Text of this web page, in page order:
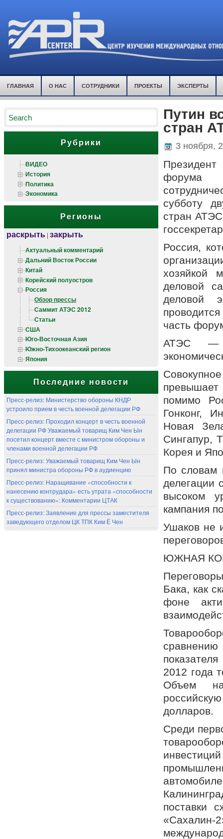
ГЛАВНАЯ О НАС СОТРУДНИКИ ПРОЕКТЫ ЭКСПЕРТЫ
Рубрики
ВИДЕО
История
Политика
Экономика
Регионы
раскрыть | закрыть
Актуальный комментарий
Дальний Восток России
Китай
Корейский полуостров
Россия
Обзор прессы
Саммит АТЭС 2012
Статьи
США
Юго-Восточная Азия
Южно-Тихоокеанский регион
Япония
Последние новости
Пресс-релиз: Министерство обороны КНДР
устроило прием в честь военной делегации РФ
Пресс-релиз: Проходил концерт в честь военной
делегации РФ Уважаемый товарищ Ким Чен Ын
посетил концерт вместе с министром обороны и
членами военной делегации РФ
Пресс-релиз: Уважаемый товарищ Ким Чен Ын
принял министра обороны РФ в аудиенцию
Пресс-релиз: Наращивание «способности к
нанесению контрудара» есть утрата «способности
к существованию»: Комментарии ЦТАК
Пресс-релиз: Заявление для прессы заместителя
заведующего отделом ЦК ТПК Ким Ё Чен
Путин
стран
3 ноября,
форума
субботу
стран
Россия,
хозяйкой
деловой
деловой
часть
АТЭС —
помимо
Гонконг,
Новая
Сингапур,
Корея и
По словам
делегации
высоком
кампания
Ушаков не
ЮЖНАЯ
Бака, как
фоне
2012 года
Объем
долларов.
Среди
поставки
«Сахалин-